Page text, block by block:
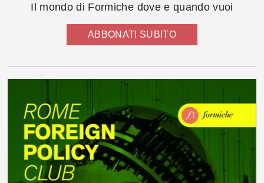
Il mondo di Formiche dove e quando vuoi
ABBONATI SUBITO